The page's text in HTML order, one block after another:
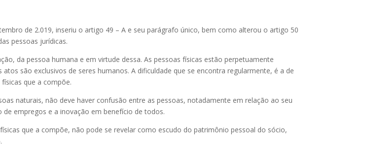
de 2.019, inseriu o artigo 49 – A e seu parágrafo único, bem como alterou o artigo 50
pessoas jurídicas.
da pessoa humana e em virtude dessa. As pessoas físicas estão perpetuamente
são exclusivos de seres humanos. A dificuldade que se encontra regularmente, é a de
que a compõe.
naturais, não deve haver confusão entre as pessoas, notadamente em relação ao seu
empregos e a inovação em benefício de todos.
que a compõe, não pode se revelar como escudo do patrimônio pessoal do sócio,